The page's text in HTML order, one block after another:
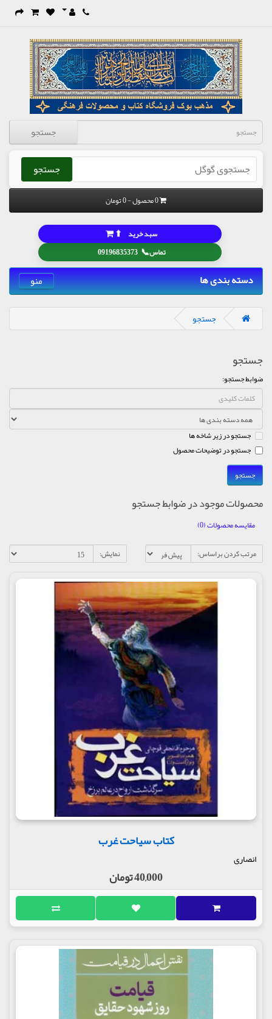
جستجو
جستجو
0 محصول - 0 تومان
تماس📞
09196835373
سبد خرید ⬆
دسته بندی ها منو
جستجو
جستجو
ضوابط جستجو:
جستجو در زیر شاخه ها
جستجو در توضیحات محصول
محصولات موجود در ضوابط جستجو
مقایسه محصولات (0)
مرتب کردن براساس:
نمایش:
کتاب سیاحت غرب
انصاری
40,000 تومان